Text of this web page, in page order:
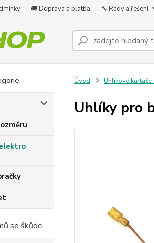
🚚 Doprava a platba 🔧 Rady a řešení
se škůdci
Úvod Uhlíkové
Uhlíky pro